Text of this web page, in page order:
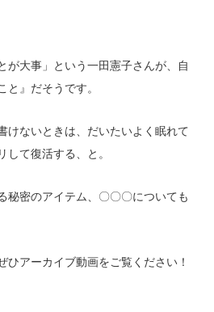
が大事」という一田憲子さんが、自
』だそうです。
けないときは、だいたいよく眠れて
て復活する、と。
秘密のアイテム、〇〇〇についても
アーカイブ動画をご覧ください！